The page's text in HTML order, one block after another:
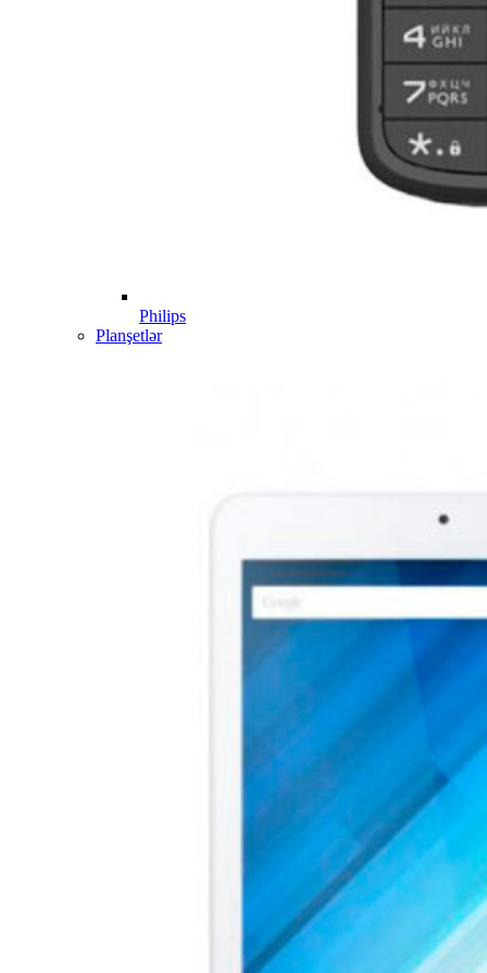
Philips
Planşetlər